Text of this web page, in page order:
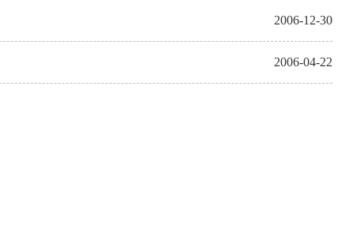
2006-12-30
2006-04-22